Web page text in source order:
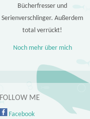
Bücherfresser und
Serienverschlinger. Außerdem
total verrückt!
Noch mehr über mich
FOLLOW ME
Facebook